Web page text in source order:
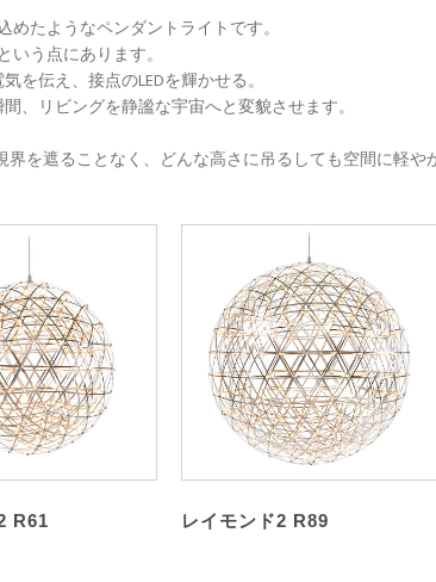
たようなペンダントライトです。
う点にあります。
を伝え、接点のLEDを輝かせる。
、リビングを静謐な宇宙へと変貌させます。
を遮ることなく、どんな高さに吊るしても空間に軽や
R61 レイモンド2 R89